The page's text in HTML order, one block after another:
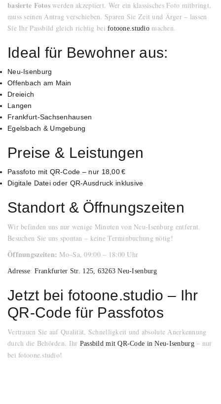
basierte Fotoswerden akzeptiert. Wer ein klassisches Foto mitbringt,
muss seinen Antrag verschieben. Sparen Sie Zeit und Ärger – lassen
Sie Ihr Passbild gleich richtig beifotoone.studio machen.
Ideal für Bewohner aus:
Neu-Isenburg
Offenbach am Main
Dreieich
Langen
Frankfurt-Sachsenhausen
Egelsbach & Umgebung
Preise & Leistungen
Passfoto mit QR-Code – nur 18,00 €
Digitale Datei oder QR-Ausdruck inklusive
Standort & Öffnungszeiten
Wir befinden uns nur wenige Minuten von Neu-Isenburg entfernt.
Besuchen Sie uns spontan – keine Terminbuchung nötig!
Öffnungszeiten: Mo–Sa, 09:00 – 18:00 Uhr
Adresse: Frankfurter Str. 125, 63263 Neu-Isenburg
Jetzt bei fotoone.studio – Ihr
QR-Code für Passfotos
Vertrauen Sie auf Qualität, Schnelligkeit und absolute Anerkennung
durch die Behörden. Ihr Passbild mit QR-Code in Neu-Isenburg– nur
bei fotoone.studio!